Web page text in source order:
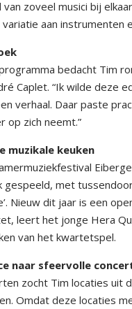
zoveel musici bij
aan instrumenten
bedacht Tim
Caplet. “Ik wilde deze
verhaal. Daar paste
op zich neemt.”
muzikale keuken
met
Nieuw dit jaar is een
leert het jonge Hera
van het kwartetspel.
naar sfeervolle
zocht Tim locaties uit
Omdat deze locaties